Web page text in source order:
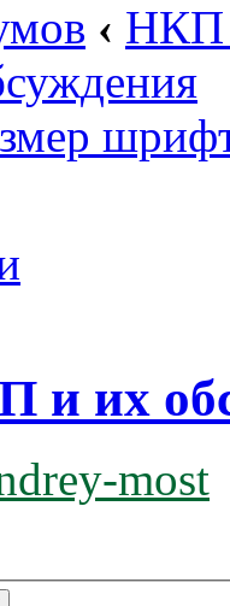
‹ НКП
и их
most